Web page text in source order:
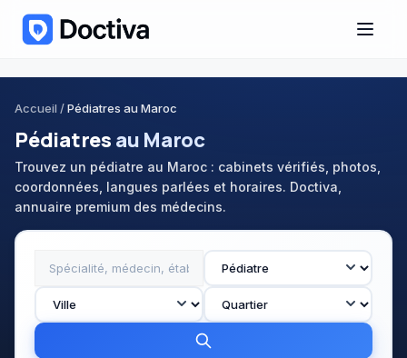
Accueil /Pédiatres au Maroc
Pédiatres au Maroc
Trouvez un pédiatre au Maroc : cabinets vérifiés, photos,
coordonnées, langues parlées et horaires. Doctiva,
annuaire premium des médecins.